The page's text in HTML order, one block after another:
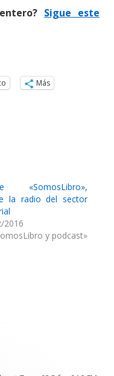
Sigue este
Más
«SomosLibro»,
la radio del sector
2016
y podcast»